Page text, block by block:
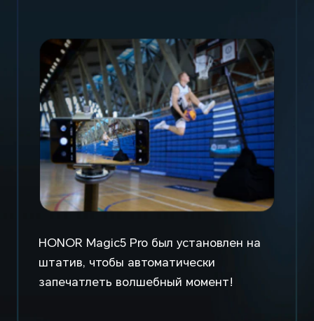
HONOR Magic5 Pro был установлен на
штатив, чтобы автоматически
запечатлеть волшебный момент!